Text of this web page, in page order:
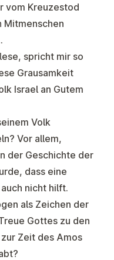
vom Kreuzestod
Mitmenschen
spricht mir so
Grausamkeit
Israel an Gutem
Volk
Vor allem,
der Geschichte der
dass eine
nicht hilft.
als Zeichen der
Gottes zu den
Zeit des Amos